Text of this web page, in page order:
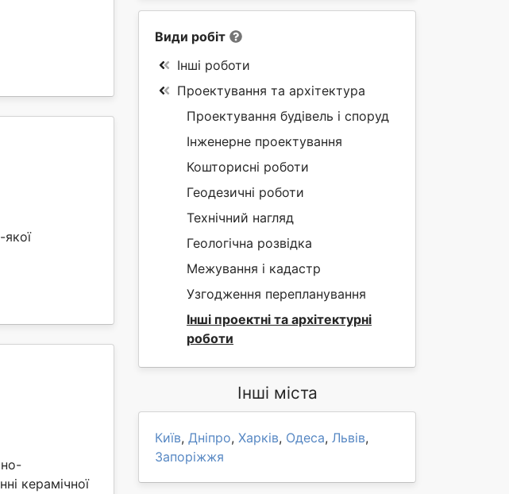
керамічної
Види робіт
Інші роботи
Проектування та архітектура
Проектування будівель і споруд
Інженерне проектування
Кошторисні роботи
Геодезичні роботи
Технічний нагляд
Геологічна розвідка
Межування і кадастр
Узгодження перепланування
Інші проектні та архітектурні
роботи
Інші міста
Київ, Дніпро, Харків, Одеса, Львів,
Запоріжжя